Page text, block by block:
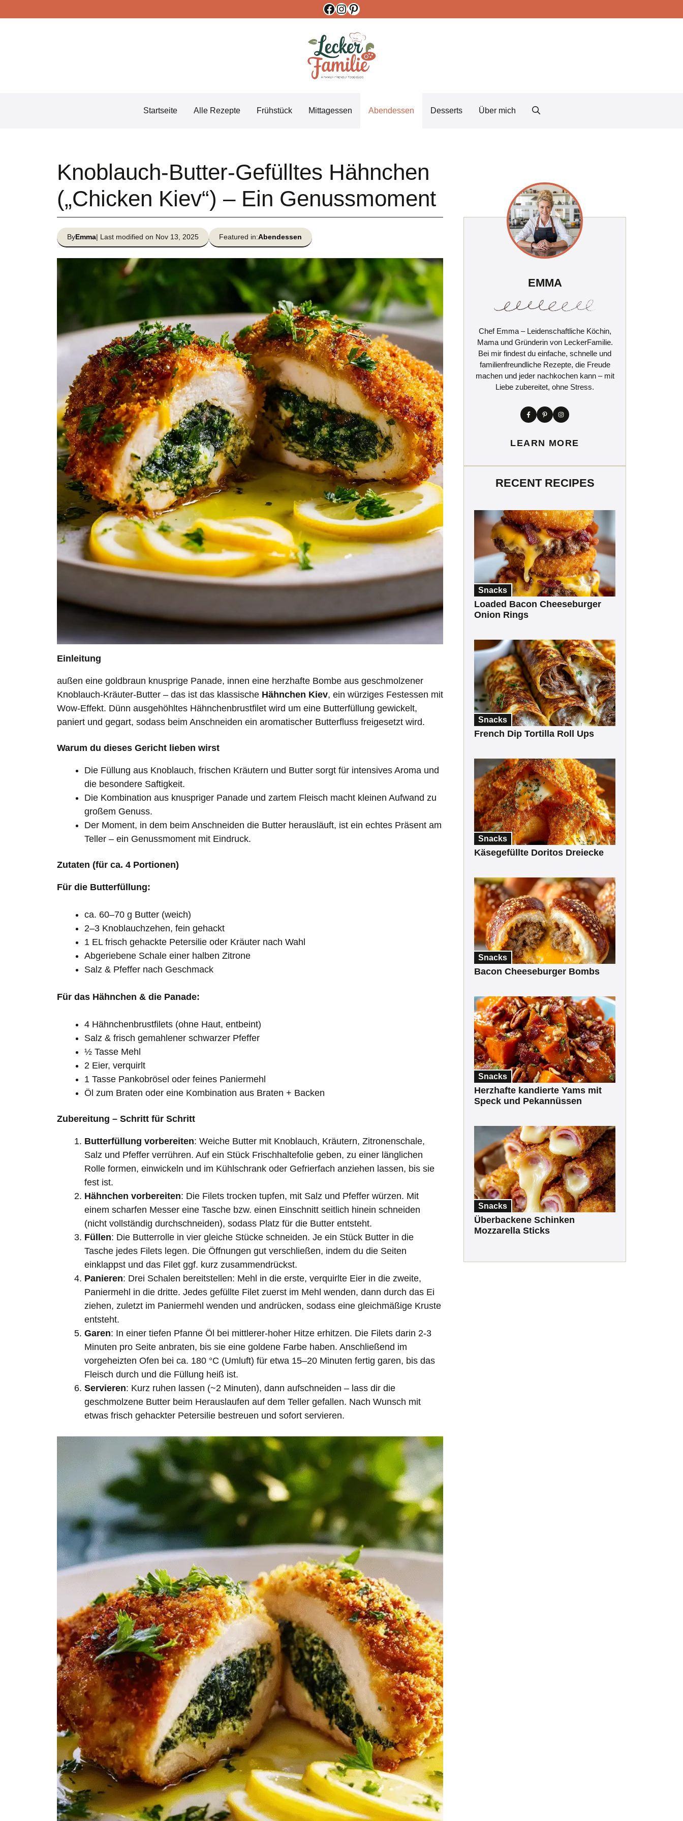
Facebook
Instagram
Pinterest
Startseite Alle Rezepte Frühstück Mittagessen Abendessen Desserts Über mich
Knoblauch-Butter-Gefülltes Hähnchen
(„Chicken Kiev“) – Ein Genussmoment
ByEmma| Last modified on Nov 13, 2025 Featured in:Abendessen
Einleitung
außen eine goldbraun knusprige Panade, innen eine herzhafte Bombe aus geschmolzener
Knoblauch-Kräuter-Butter – das ist das klassische Hähnchen Kiev, ein würziges Festessen mit
Wow-Effekt. Dünn ausgehöhltes Hähnchenbrustfilet wird um eine Butterfüllung gewickelt,
paniert und gegart, sodass beim Anschneiden ein aromatischer Butterfluss freigesetzt wird.
Warum du dieses Gericht lieben wirst
Die Füllung aus Knoblauch, frischen Kräutern und Butter sorgt für intensives Aroma und
die besondere Saftigkeit.
Die Kombination aus knuspriger Panade und zartem Fleisch macht kleinen Aufwand zu
großem Genuss.
Der Moment, in dem beim Anschneiden die Butter herausläuft, ist ein echtes Präsent am
Teller – ein Genussmoment mit Eindruck.
Zutaten (für ca. 4 Portionen)
Für die Butterfüllung:
ca. 60–70 g Butter (weich)
2–3 Knoblauchzehen, fein gehackt
1 EL frisch gehackte Petersilie oder Kräuter nach Wahl
Abgeriebene Schale einer halben Zitrone
Salz & Pfeffer nach Geschmack
Für das Hähnchen & die Panade:
4 Hähnchenbrustfilets (ohne Haut, entbeint)
Salz & frisch gemahlener schwarzer Pfeffer
½ Tasse Mehl
2 Eier, verquirlt
1 Tasse Pankobrösel oder feines Paniermehl
Öl zum Braten oder eine Kombination aus Braten + Backen
Zubereitung – Schritt für Schritt
Butterfüllung vorbereiten: Weiche Butter mit Knoblauch, Kräutern, Zitronenschale,
Salz und Pfeffer verrühren. Auf ein Stück Frischhaltefolie geben, zu einer länglichen
Rolle formen, einwickeln und im Kühlschrank oder Gefrierfach anziehen lassen, bis sie
fest ist.
Hähnchen vorbereiten: Die Filets trocken tupfen, mit Salz und Pfeffer würzen. Mit
einem scharfen Messer eine Tasche bzw. einen Einschnitt seitlich hinein schneiden
(nicht vollständig durchschneiden), sodass Platz für die Butter entsteht.
Füllen: Die Butterrolle in vier gleiche Stücke schneiden. Je ein Stück Butter in die
Tasche jedes Filets legen. Die Öffnungen gut verschließen, indem du die Seiten
einklappst und das Filet ggf. kurz zusammendrückst.
Panieren: Drei Schalen bereitstellen: Mehl in die erste, verquirlte Eier in die zweite,
Paniermehl in die dritte. Jedes gefüllte Filet zuerst im Mehl wenden, dann durch das Ei
ziehen, zuletzt im Paniermehl wenden und andrücken, sodass eine gleichmäßige Kruste
entsteht.
Garen: In einer tiefen Pfanne Öl bei mittlerer-hoher Hitze erhitzen. Die Filets darin 2-3
Minuten pro Seite anbraten, bis sie eine goldene Farbe haben. Anschließend im
vorgeheizten Ofen bei ca. 180 °C (Umluft) für etwa 15–20 Minuten fertig garen, bis das
Fleisch durch und die Füllung heiß ist.
Servieren: Kurz ruhen lassen (~2 Minuten), dann aufschneiden – lass dir die
geschmolzene Butter beim Herauslaufen auf dem Teller gefallen. Nach Wunsch mit
etwas frisch gehackter Petersilie bestreuen und sofort servieren.
EMMA
Chef Emma – Leidenschaftliche Köchin,
Mama und Gründerin von LeckerFamilie.
Bei mir findest du einfache, schnelle und
familienfreundliche Rezepte, die Freude
machen und jeder nachkochen kann – mit
Liebe zubereitet, ohne Stress.
LEARN MORE
RECENT RECIPES
Snacks
Loaded Bacon Cheeseburger
Onion Rings
Snacks
French Dip Tortilla Roll Ups
Snacks
Käsegefüllte Doritos Dreiecke
Snacks
Bacon Cheeseburger Bombs
Snacks
Herzhafte kandierte Yams mit
Speck und Pekannüssen
Snacks
Überbackene Schinken
Mozzarella Sticks